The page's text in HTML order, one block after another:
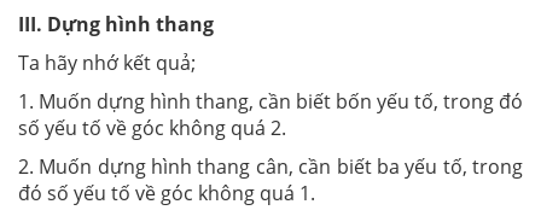
III. Dựng hình thang
Ta hãy nhớ kết quả;
1. Muốn dựng hình thang, cần biết bốn yếu tố, trong đó
số yếu tố về góc không quá 2.
2. Muốn dựng hình thang cân, cần biết ba yếu tố, trong
đó số yếu tố về góc không quá 1.